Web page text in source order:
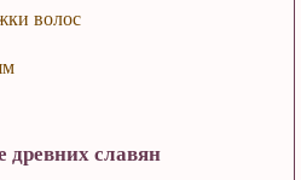
волос
древних славян